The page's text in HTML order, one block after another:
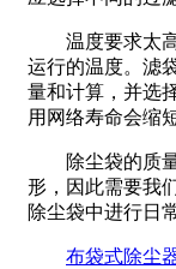
温度要求太
运行的温度。滤
量和计算，并选
用网络寿命会缩
除尘袋的质
形，因此需要我
除尘袋中进行日
布袋式除尘